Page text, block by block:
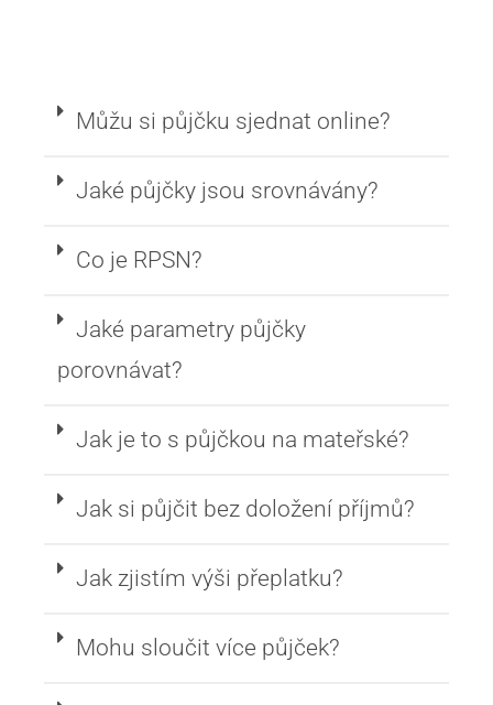
Můžu si půjčku sjednat online?
Jaké půjčky jsou srovnávány?
Co je RPSN?
Jaké parametry půjčky
porovnávat?
Jak je to s půjčkou na mateřské?
Jak si půjčit bez doložení příjmů?
Jak zjistím výši přeplatku?
Mohu sloučit více půjček?